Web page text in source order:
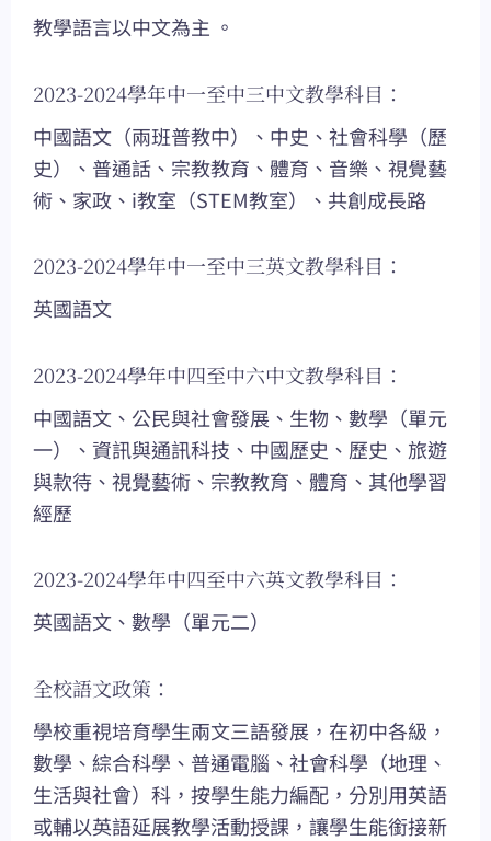
教學語言以中文為主 。
2023-2024學年中一至中三中文教學科目：
中國語文（兩班普教中）、中史、社會科學（歷
史）、普通話、宗教教育、體育、音樂、視覺藝
術、家政、i教室（STEM教室）、共創成長路
2023-2024學年中一至中三英文教學科目：
英國語文
2023-2024學年中四至中六中文教學科目：
中國語文、公民與社會發展、生物、數學（單元
一）、資訊與通訊科技、中國歷史、歷史、旅遊
與款待、視覺藝術、宗教教育、體育、其他學習
經歷
2023-2024學年中四至中六英文教學科目：
英國語文、數學（單元二）
全校語文政策：
學校重視培育學生兩文三語發展，在初中各級，
數學、綜合科學、普通電腦、社會科學（地理、
生活與社會）科，按學生能力編配，分別用英語
或輔以英語延展教學活動授課，讓學生能銜接新